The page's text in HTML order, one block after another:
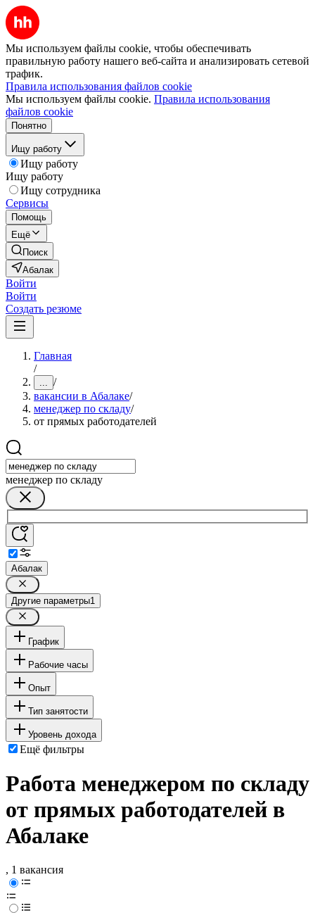
Мы используем файлы cookie, чтобы обеспечивать
правильную работу нашего веб-сайта и анализировать сетевой
трафик.
Правила использования файлов cookie
Мы используем файлы cookie. Правила использования
файлов cookie
Понятно
Ищу работу
Ищу работу
Ищу работу
Ищу сотрудника
Сервисы
Помощь
Ещё
Поиск
Абалак
Войти
Войти
Создать резюме
Главная
/
... /
вакансии в Абалаке/
менеджер по складу/
от прямых работодателей
менеджер по складу
Абалак
Другие параметры1
График
Рабочие часы
Опыт
Тип занятости
Уровень дохода
Ещё фильтры
Работа менеджером по складу
от прямых работодателей в
Абалаке
, 1 вакансия